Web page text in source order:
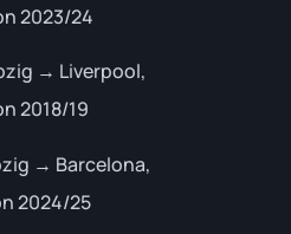
2023/24
→ Liverpool,
2018/19
→ Barcelona,
2024/25